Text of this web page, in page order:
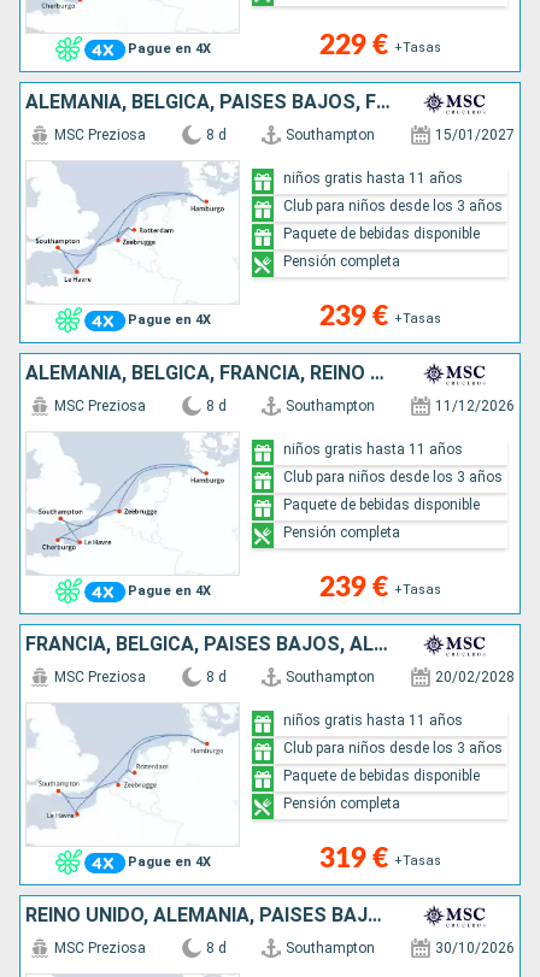
Pague en 4X 229 € +Tasas
ALEMANIA, BÉLGICA, PAISES BAJOS, FRANCIA, REINO UNIDO
Pague en 4X
MSC Preziosa 8 d Southampton 15/01/2027
239 € +Tasas
niños gratis hasta 11 años
Club para niños desde los 3 años
Paquete de bebidas disponible
Pensión completa
ALEMANIA, BÉLGICA, FRANCIA, REINO UNIDO
Pague en 4X
MSC Preziosa 8 d Southampton 11/12/2026
239 € +Tasas
niños gratis hasta 11 años
Club para niños desde los 3 años
Paquete de bebidas disponible
Pensión completa
FRANCIA, BÉLGICA, PAISES BAJOS, ALEMANIA, REINO UNIDO
Pague en 4X
MSC Preziosa 8 d Southampton 20/02/2028
319 € +Tasas
niños gratis hasta 11 años
Club para niños desde los 3 años
Paquete de bebidas disponible
Pensión completa
REINO UNIDO, ALEMANIA, PAISES BAJOS, BÉLGICA, FRANCIA
MSC Preziosa 8 d Southampton 30/10/2026